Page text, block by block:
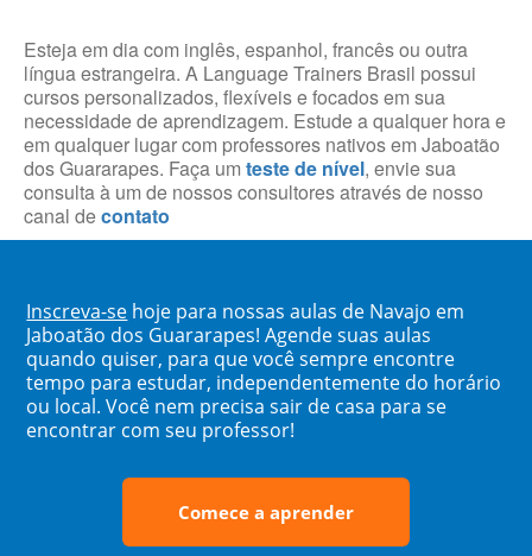
Esteja em dia com inglês, espanhol, francês ou outra
língua estrangeira. A Language Trainers Brasil possui
cursos personalizados, flexíveis e focados em sua
necessidade de aprendizagem. Estude a qualquer hora e
em qualquer lugar com professores nativos em Jaboatão
dos Guararapes. Faça um teste de nível, envie sua
consulta à um de nossos consultores através de nosso
canal decontato
Inscreva-se hoje para nossas aulas de Navajo em
Jaboatão dos Guararapes! Agende suas aulas
quando quiser, para que você sempre encontre
tempo para estudar, independentemente do horário
ou local. Você nem precisa sair de casa para se
encontrar com seu professor!
Comece a aprender